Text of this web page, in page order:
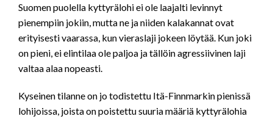
Suomen puolella kyttyrälohi ei ole laajalti levinnyt
pienempiin jokiin, mutta ne ja niiden kalakannat ovat
erityisesti vaarassa, kun vieraslaji jokeen löytää. Kun joki
on pieni, ei elintilaa ole paljoa ja tällöin agressiivinen laji
valtaa alaa nopeasti.
Kyseinen tilanne on jo todistettu Itä-Finnmarkin pienissä
lohijoissa, joista on poistettu suuria määriä kyttyrälohia